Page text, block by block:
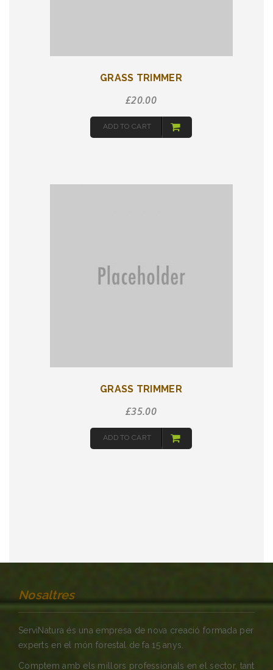
GRASS TRIMMER
£20.00
ADD TO CART
GRASS TRIMMER
£35.00
ADD TO CART
Nosaltres
ServiNatura és una empresa de nova creació formada per
experts en el món forestal de fa 15 anys.
Comptem amb els millors professionals en el sector, tant